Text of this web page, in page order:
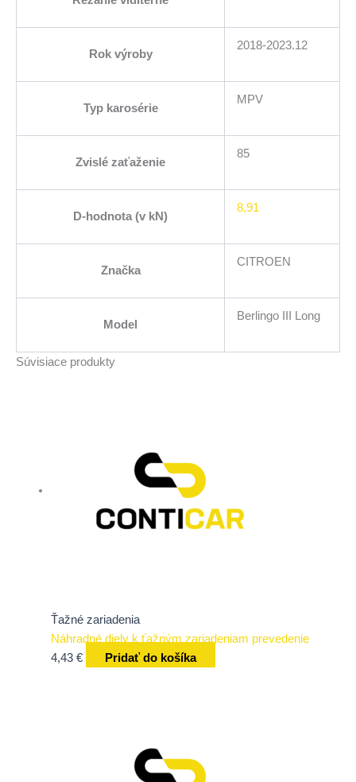
Rok výroby
2018-2023.12
Typ karosérie
MPV
Zvislé zaťaženie
85
D-hodnota (v kN)
8,91
Značka
CITROEN
Model
Berlingo III Long
Súvisiace produkty
Ťažné zariadenia
Náhradné diely k ťažným zariadeniam prevedenie
4,43 € Pridať do košíka